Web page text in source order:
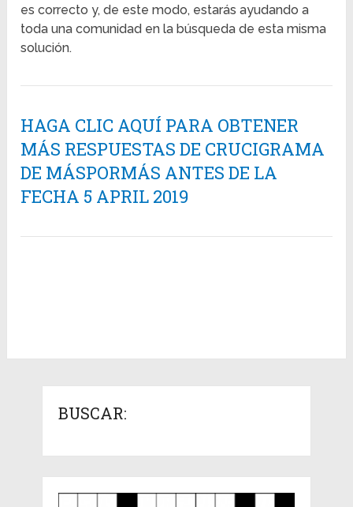
es correcto y, de este modo, estarás ayudando a
toda una comunidad en la búsqueda de esta misma
solución.
HAGA CLIC AQUÍ PARA OBTENER
MÁS RESPUESTAS DE CRUCIGRAMA
DE MÁSPORMÁS ANTES DE LA
FECHA 5 APRIL 2019
BUSCAR: